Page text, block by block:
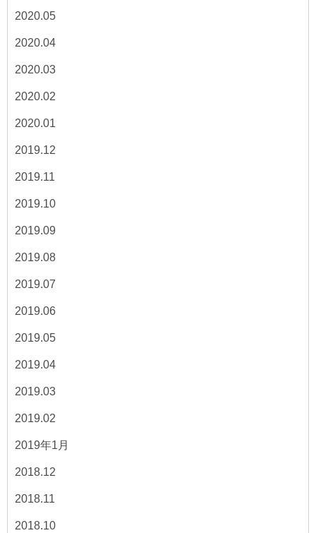
2020.05
2020.04
2020.03
2020.02
2020.01
2019.12
2019.11
2019.10
2019.09
2019.08
2019.07
2019.06
2019.05
2019.04
2019.03
2019.02
2019年1月
2018.12
2018.11
2018.10